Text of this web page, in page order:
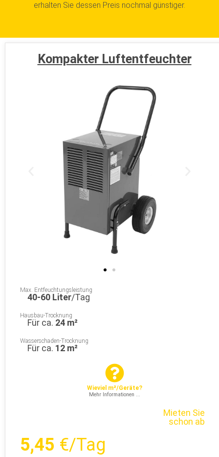
erhalten Sie dessen Preis nochmal günstiger.
Kompakter Luftentfeuchter
Max. Entfeuchtungsleistung
40-60 Liter/Tag
Hausbau-Trocknung
Für ca. 24 m²
Wasserschaden-Trocknung
Für ca. 12 m²
Wieviel m²/Geräte?
Mehr Informationen ...
Mieten Sie
schon ab
5,45 €/Tag